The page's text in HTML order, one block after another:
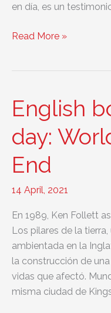
en día, es un
English
The
Pillars
of
the
Earth
Read More »
English
day:
End
14 April, 2021
En 1989, Ken Follett
Los pilares de la
ambientada en la
la construcción de
vidas que afectó.
misma ciudad de